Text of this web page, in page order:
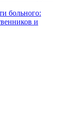
больного:
и